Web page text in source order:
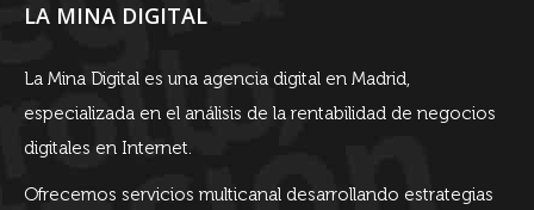
LA MINA DIGITAL
La Mina Digital es una agencia digital en Madrid,
especializada en el análisis de la rentabilidad de negocios
digitales en Internet.
Ofrecemos servicios multicanal desarrollando estrategias